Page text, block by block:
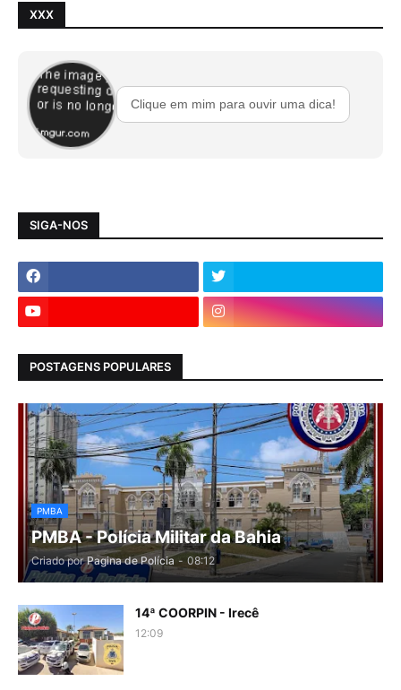
XXX
Clique em mim para ouvir uma dica!
SIGA-NOS
POSTAGENS POPULARES
PMBA
PMBA - Polícia Militar da Bahia
Criado por Pagina de Polícia - 08:12
14ª COORPIN - Irecê
12:09